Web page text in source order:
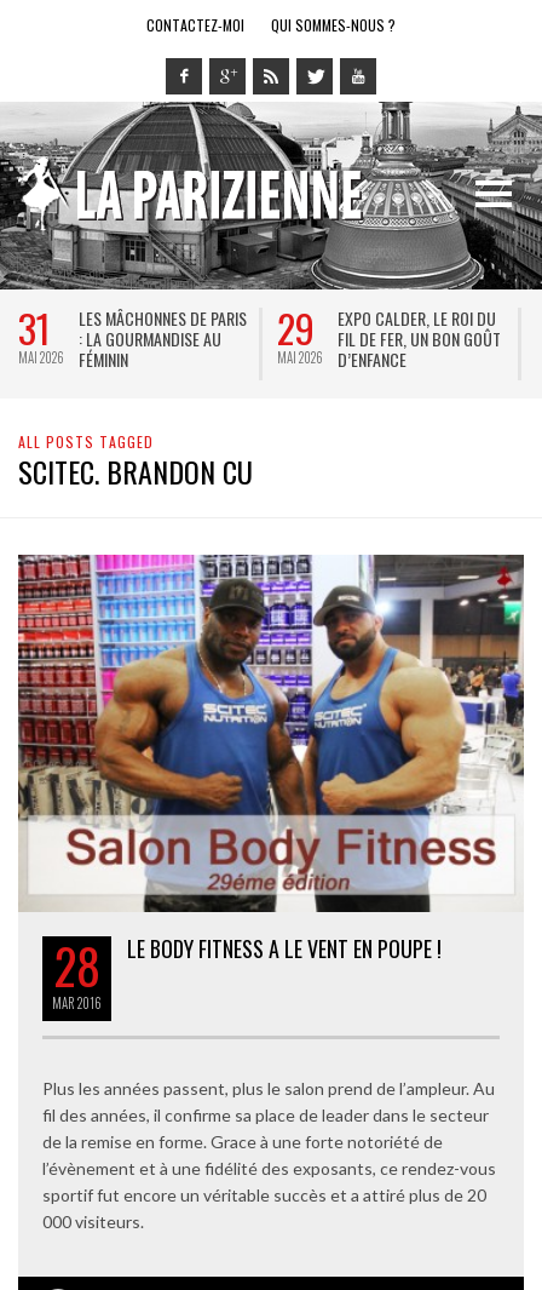
CONTACTEZ-MOI QUI SOMMES-NOUS ?
31
MAI 2026
LES MÂCHONNES DE PARIS
: LA GOURMANDISE AU
FÉMININ
29
MAI 2026
EXPO CALDER, LE ROI DU
FIL DE FER, UN BON GOÛT
D’ENFANCE
ALL POSTS TAGGED
SCITEC. BRANDON CU
28
MAR2016
LE BODY FITNESS A LE VENT EN POUPE !
Plus les années passent, plus le salon prend de l’ampleur. Au
fil des années, il confirme sa place de leader dans le secteur
de la remise en forme. Grace à une forte notoriété de
l’évènement et à une fidélité des exposants, ce rendez-vous
sportif fut encore un véritable succès et a attiré plus de 20
000 visiteurs.